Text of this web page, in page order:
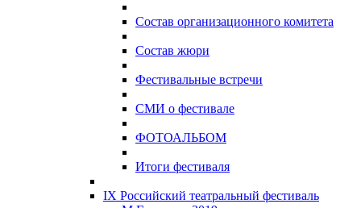
Состав организационного комитета
Состав жюри
Фестивальные встречи
СМИ о фестивале
ФОТОАЛЬБОМ
Итоги фестиваля
IX Российский театральный фестиваль